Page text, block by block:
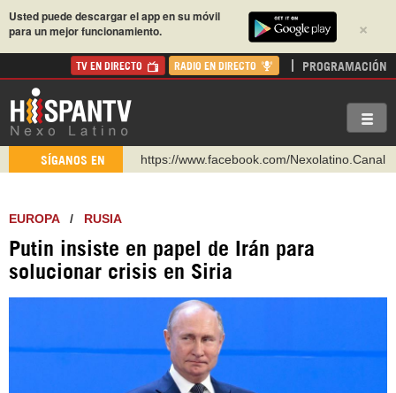
×
Usted puede descargar el app en su móvil
para un mejor funcionamiento.
TV EN DIRECTO RADIO EN DIRECTO PROGRAMACIÓN
SÍGANOS EN
https://www.facebook.com/Nexolatino.Canal
https://t.me/hispantvcanal
https://urmedium.com/c/hispantv
Instagram como: hispan_tv
EUROPA/ RUSIA
Putin insiste en papel de Irán para
solucionar crisis en Siria